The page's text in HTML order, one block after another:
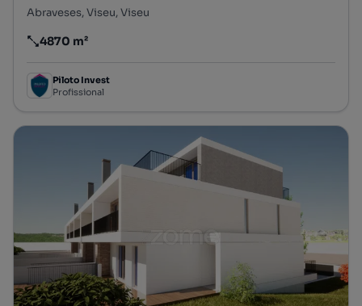
Abraveses, Viseu, Viseu
Preço por metro quadrado
4870 m²
Piloto Invest
Profissional